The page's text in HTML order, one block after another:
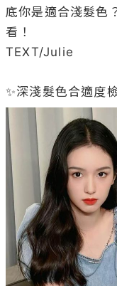
底你是適合淺髮色
看！
TEXT/Julie